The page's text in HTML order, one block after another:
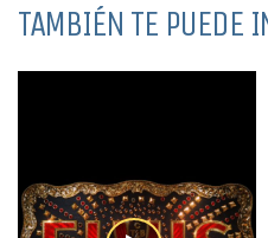
TAMBIÉN TE PUEDE